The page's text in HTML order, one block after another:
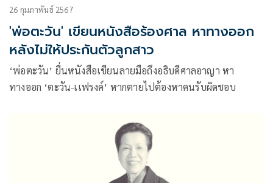
26 กุมภาพันธ์ 2567
'พ่อตะวัน' เขียนหนังสือร้องศาล หาทางออก
หลังไม่ให้ประกันตัวลูกสาว
‘พ่อตะวัน’ ยื่นหนังสือเขียนลายมือถึงอธิบดีศาลอาญา หา
ทางออก ‘ตะวัน-เเฟรงค์’ หากตายไปต้องหาคนรับผิดชอบ